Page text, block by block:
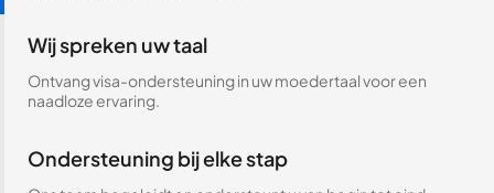
Wij spreken uw taal
Ontvang visa-ondersteuning in uw moedertaal voor een
naadloze ervaring.
Ondersteuning bij elke stap